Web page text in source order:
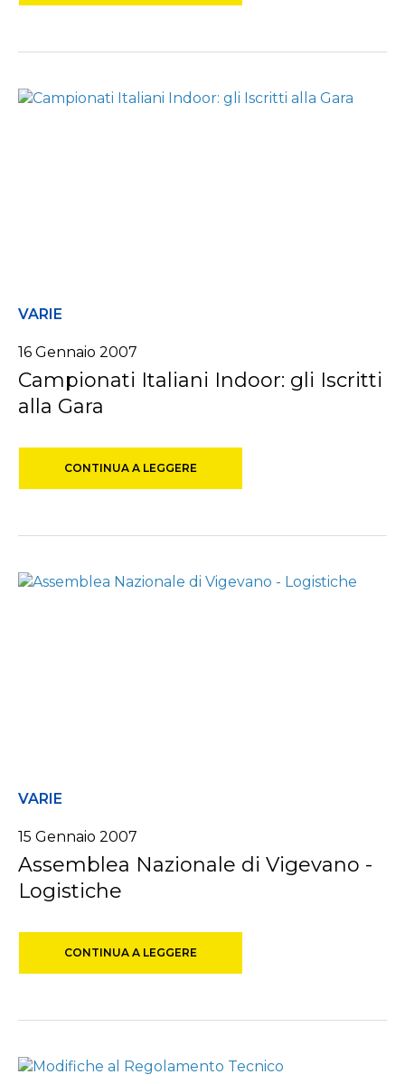
VARIE
16 Gennaio 2007
Campionati Italiani Indoor: gli Iscritti
alla Gara
CONTINUA A LEGGERE
VARIE
15 Gennaio 2007
Assemblea Nazionale di Vigevano -
Logistiche
CONTINUA A LEGGERE